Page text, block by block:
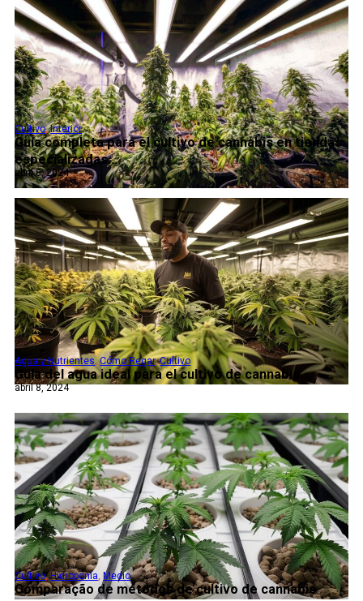
Guía completa para el cultivo de cannabis en tiendas
especializadas...
Cultivo,Interior
abril 8, 2024
Guía del agua ideal para el cultivo de cannabis...
Agua y Nutrientes,Cómo Regar,Cultivo
abril 8, 2024
Comparação de métodos de cultivo de cannabis
Cultivo,Hidroponía, Medio